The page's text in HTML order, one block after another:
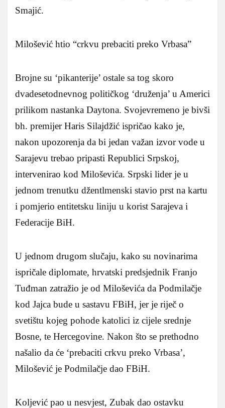
Smajić.
Milošević htio “crkvu prebaciti preko Vrbasa”
Brojne su ‘pikanterije’ ostale sa tog skoro
dvadesetodnevnog političkog ‘druženja’ u Americi
prilikom nastanka Daytona. Svojevremeno je bivši
bh. premijer Haris Silajdžić ispričao kako je,
nakon upozorenja da bi jedan važan izvor vode u
Sarajevu trebao pripasti Republici Srpskoj,
intervenirao kod Miloševića. Srpski lider je u
jednom trenutku džentlmenski stavio prst na kartu
i pomjerio entitetsku liniju u korist Sarajeva i
Federacije BiH.
U jednom drugom slučaju, kako su novinarima
ispričale diplomate, hrvatski predsjednik Franjo
Tuđman zatražio je od Miloševića da Podmilačje
kod Jajca bude u sastavu FBiH, jer je riječ o
svetištu kojeg pohode katolici iz cijele srednje
Bosne, te Hercegovine. Nakon što se prethodno
našalio da će ‘prebaciti crkvu preko Vrbasa’,
Milošević je Podmilačje dao FBiH.
Koljević pao u nesvjest, Zubak dao ostavku